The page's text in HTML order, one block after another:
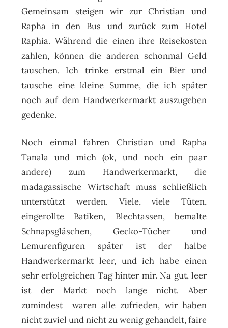
Gemeinsam steigen wir zur Christian und
Rapha in den Bus und zurück zum Hotel
Raphia. Während die einen ihre Reisekosten
zahlen, können die anderen schonmal Geld
tauschen. Ich trinke erstmal ein Bier und
tausche eine kleine Summe, die ich später
noch auf dem Handwerkermarkt auszugeben
gedenke.
Noch einmal fahren Christian und Rapha
Tanala und mich (ok, und noch ein paar
andere) zum Handwerkermarkt, die
madagassische Wirtschaft muss schließlich
unterstützt werden. Viele, viele Tüten,
eingerollte Batiken, Blechtassen, bemalte
Schnapsgläschen, Gecko-Tücher und
Lemurenfiguren später ist der halbe
Handwerkermarkt leer, und ich habe einen
sehr erfolgreichen Tag hinter mir. Na gut, leer
ist der Markt noch lange nicht. Aber
zumindest waren alle zufrieden, wir haben
nicht zuviel und nicht zu wenig gehandelt, faire